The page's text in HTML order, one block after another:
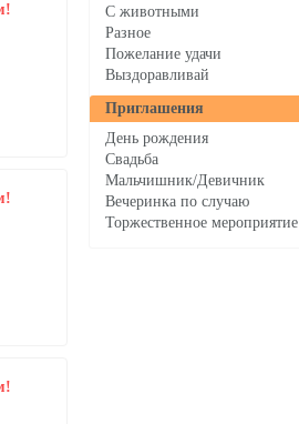
С животными
Разное
Пожелание удачи
Выздоравливай
Приглашения
День рождения
Свадьба
Мальчишник/Девичник
Вечеринка по случаю
Торжественное мероприятие